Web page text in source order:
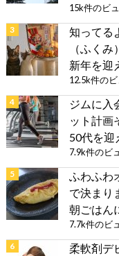
15k件のビ
知ってる
（ふく
新年を迎
12.5k件の
ジムに入
ット計画
50代を迎
7.9k件のビ
ふわふわ
で決まり
朝ごはん
7.7k件のビ
柔軟剤デ